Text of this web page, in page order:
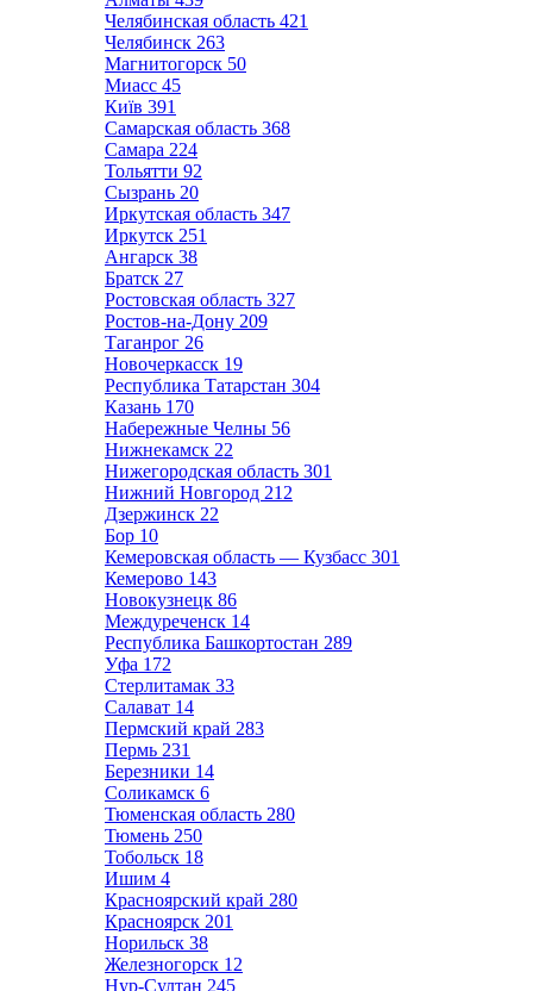
Челябинская область 421
Челябинск 263
Магнитогорск 50
Миасс 45
Київ 391
Самарская область 368
Самара 224
Тольятти 92
Сызрань 20
Иркутская область 347
Иркутск 251
Ангарск 38
Братск 27
Ростовская область 327
Ростов-на-Дону 209
Таганрог 26
Новочеркасск 19
Республика Татарстан 304
Казань 170
Набережные Челны 56
Нижнекамск 22
Нижегородская область 301
Нижний Новгород 212
Дзержинск 22
Бор 10
Кемеровская область — Кузбасс 301
Кемерово 143
Новокузнецк 86
Междуреченск 14
Республика Башкортостан 289
Уфа 172
Стерлитамак 33
Салават 14
Пермский край 283
Пермь 231
Березники 14
Соликамск 6
Тюменская область 280
Тюмень 250
Тобольск 18
Ишим 4
Красноярский край 280
Красноярск 201
Норильск 38
Железногорск 12
Нур-Султан 245